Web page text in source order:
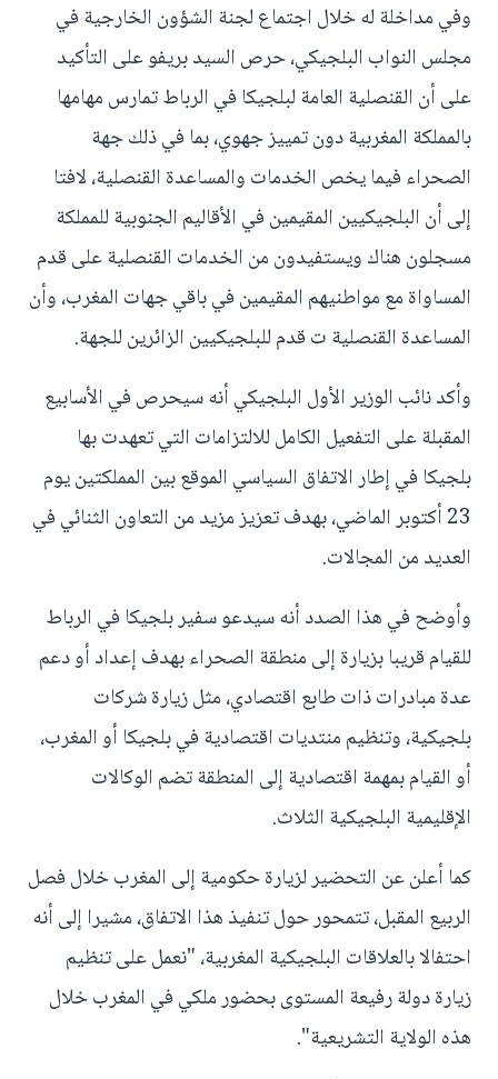
وفي مداخلة له خلال اجتماع لجنة الشؤون الخارجية في
مجلس النواب البلجيكي، حرص السيد بريفو على التأكيد
على أن القنصلية العامة لبلجيكا في الرباط تمارس مهامها
بالمملكة المغربية دون تمييز جهوي، بما في ذلك جهة
الصحراء فيما يخص الخدمات والمساعدة القنصلية، لافتا
إلى أن البلجيكيين المقيمين في الأقاليم الجنوبية للمملكة
مسجلون هناك ويستفيدون من الخدمات القنصلية على قدم
المساواة مع مواطنيهم المقيمين في باقي جهات المغرب، وأن
المساعدة القنصلية ت قدم للبلجيكيين الزائرين للجهة.
وأكد نائب الوزير الأول البلجيكي أنه سيحرص في الأسابيع
المقبلة على التفعيل الكامل للالتزامات التي تعهدت بها
بلجيكا في إطار الاتفاق السياسي الموقع بين المملكتين يوم
23 أكتوبر الماضي، بهدف تعزيز مزيد من التعاون الثنائي في
العديد من المجالات.
وأوضح في هذا الصدد أنه سيدعو سفير بلجيكا في الرباط
للقيام قريبا بزيارة إلى منطقة الصحراء بهدف إعداد أو دعم
عدة مبادرات ذات طابع اقتصادي، مثل زيارة شركات
بلجيكية، وتنظيم منتديات اقتصادية في بلجيكا أو المغرب،
أو القيام بمهمة اقتصادية إلى المنطقة تضم الوكالات
الإقليمية البلجيكية الثلاث.
كما أعلن عن التحضير لزيارة حكومية إلى المغرب خلال فصل
الربيع المقبل، تتمحور حول تنفيذ هذا الاتفاق، مشيرا إلى أنه
احتفالا بالعلاقات البلجيكية المغربية، "نعمل على تنظيم
زيارة دولة رفيعة المستوى بحضور ملكي في المغرب خلال
هذه الولاية التشريعية".